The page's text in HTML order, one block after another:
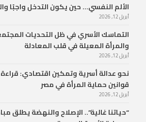
الألم النفسي… حين يكون التدخل واجبًا
أبريل 12, 2026
التماسك الأسري في ظل التحديات
والمرأة المعيلة في قلب المعادلة
أبريل 12, 2026
نحو عدالة أسرية وتمكين اقتصادي:
قوانين حماية المرأة في مصر
أبريل 12, 2026
“حياتنا غالية”.. الإصلاح والنهضة يطلق